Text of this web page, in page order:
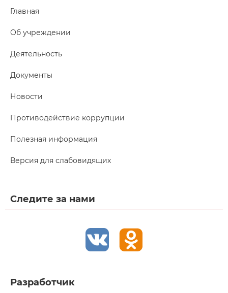
Главная
Об учреждении
Деятельность
Документы
Новости
Противодействие коррупции
Полезная информация
Версия для слабовидящих
Следите за нами
Разработчик